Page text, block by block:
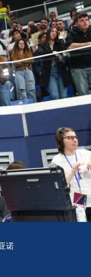
诺